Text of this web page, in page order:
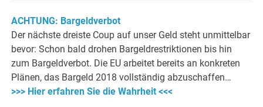
ACHTUNG: Bargeldverbot
Der nächste dreiste Coup auf unser Geld steht unmittelbar
bevor: Schon bald drohen Bargeldrestriktionen bis hin
zum Bargeldverbot. Die EU arbeitet bereits an konkreten
Plänen, das Bargeld 2018 vollständig abzuschaffen…
>>> Hier erfahren Sie die Wahrheit <<<